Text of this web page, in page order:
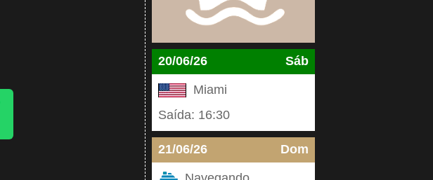
20/06/26 Sáb
Miami
Saída: 16:30
21/06/26 Dom